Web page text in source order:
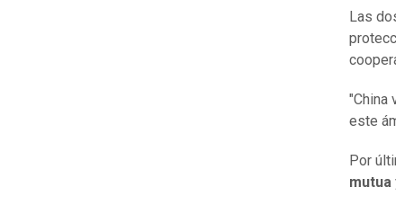
Las
"China
este
Por
mutua